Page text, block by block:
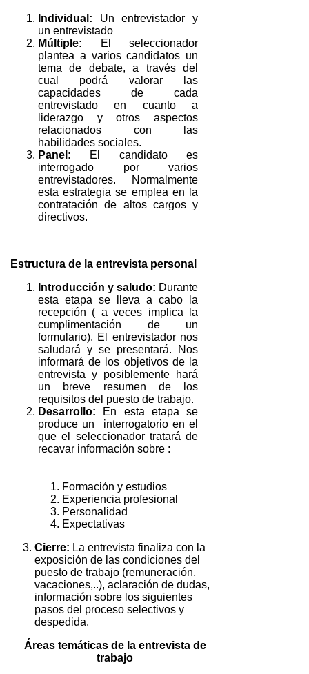
Individual: Un entrevistador y
un entrevistado
Múltiple:
El seleccionador
plantea a varios candidatos un
tema de debate, a través del
cual podrá valorar las
capacidades de cada
entrevistado en cuanto a
liderazgo y otros aspectos
relacionados con las
habilidades sociales.
Panel: El candidato es
interrogado por varios
entrevistadores. Normalmente
esta estrategia se emplea en la
contratación de altos cargos y
directivos.
Estructura de la entrevista personal
Introducción y saludo: Durante
esta etapa se lleva a cabo la
recepción ( a veces implica la
cumplimentación de un
formulario). El entrevistador nos
saludará y se presentará. Nos
informará de los objetivos de la
entrevista y posiblemente hará
un breve resumen de los
requisitos del puesto de trabajo.
Desarrollo:
En esta etapa se
produce un interrogatorio en el
que el seleccionador tratará de
recavar información sobre :
Formación y estudios
Experiencia profesional
Personalidad
Expectativas
Cierre: La entrevista finaliza con la
exposición de las condiciones del
puesto de trabajo (remuneración,
vacaciones,..), aclaración de dudas,
información sobre los siguientes
pasos del proceso selectivos y
despedida.
Áreas temáticas de la entrevista de
trabajo